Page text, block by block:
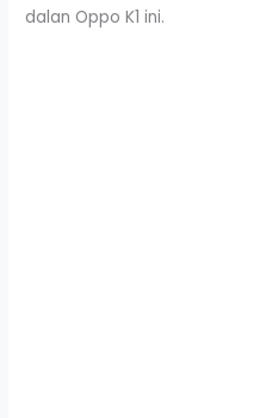
dalan Oppo K1 ini.